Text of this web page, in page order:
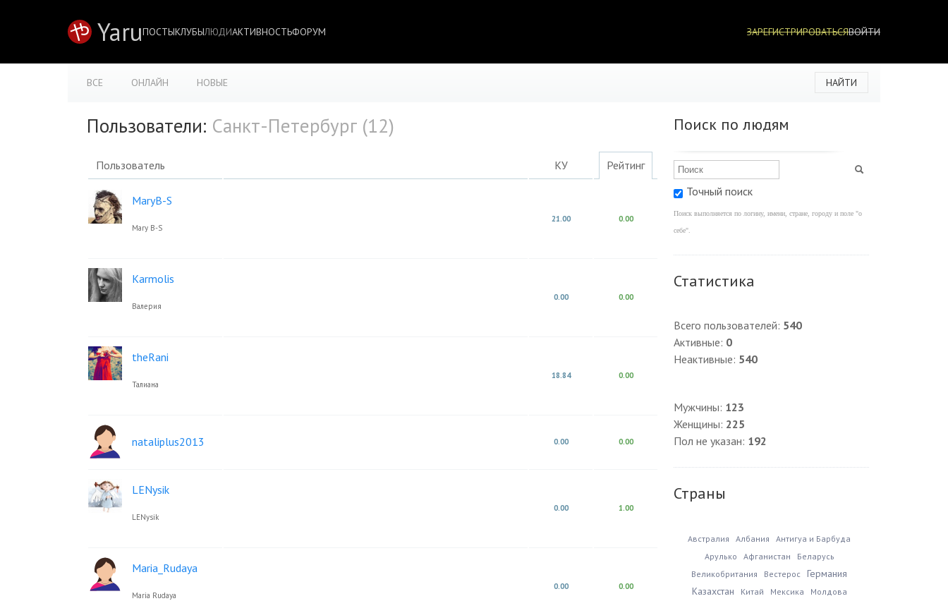
YaruПОСТЫКЛУБЫЛЮДИАКТИВНОСТЬФОРУМ ЗАРЕГИСТРИРОВАТЬСЯВОЙТИ
ВСЕ ОНЛАЙН НОВЫЕ НАЙТИ
Пользователи: Санкт-Петербург (12)
Пользователь КУ Рейтинг
MaryB-S
Mary B-S
21.00 0.00
Karmolis
Валерия
0.00 0.00
theRani
Талиана
18.84 0.00
nataliplus2013 0.00 0.00
LENysik
LENysik
0.00 1.00
Maria_Rudaya
Maria Rudaya
0.00 0.00
Поиск по людям
Точный поиск
Поиск выполняется по логину, имени, стране, городу и поле "о
себе".
Статистика
Всего пользователей: 540
Активные: 0
Неактивные: 540
Мужчины: 123
Женщины: 225
Пол не указан: 192
Страны
Австралия Албания
Антигуа и Барбуда
Арулько
Афганистан
Беларусь
Великобритания
Вестерос
Германия
Казахстан
Китай Мексика
Молдова